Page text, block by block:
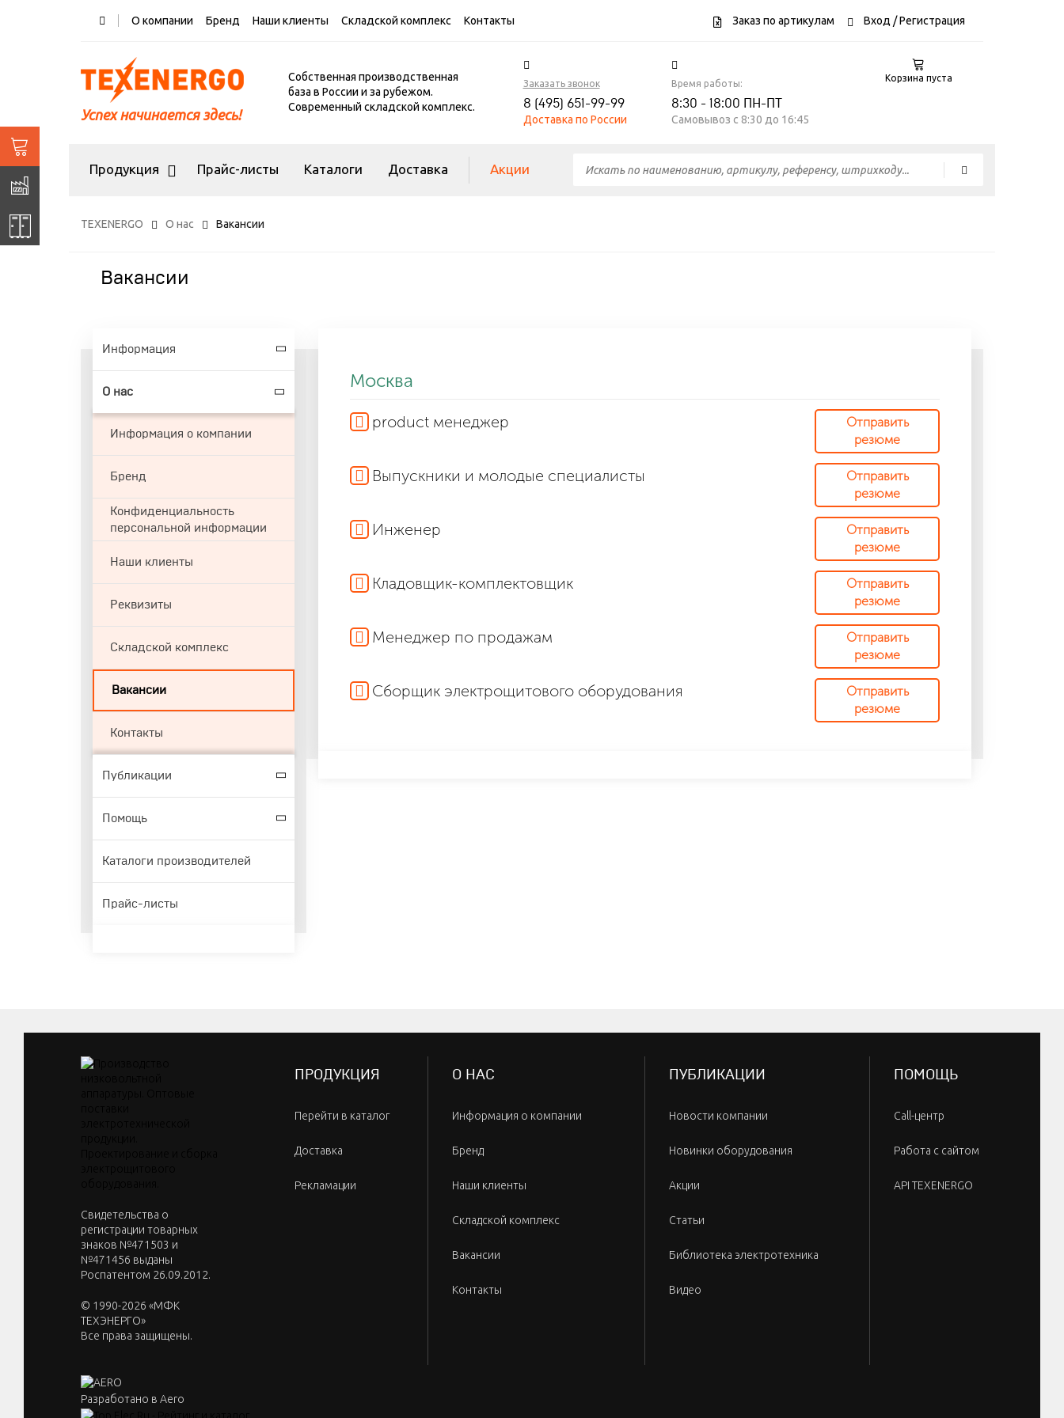
О компании Бренд Наши клиенты Складской комплекс Контакты Заказ по артикулам Вход / Регистрация
Успех начинается здесь!
Собственная производственная
база в России и за рубежом.
Современный складской комплекс.
Заказать звонок
8 (495) 651-99-99
Доставка по России
Время работы:
8:30 - 18:00 ПН-ПТ
Самовывоз c 8:30 до 16:45
Корзина пуста
Продукция Прайс-листы Каталоги Доставка Акции
TEXENERGO О нас Вакансии
Вакансии
Информация
О нас
Информация о компании
Бренд
Конфиденциальность
персональной информации
Наши клиенты
Реквизиты
Складской комплекс
Вакансии
Контакты
Публикации
Помощь
Каталоги производителей
Прайс-листы
Москва
product менеджер
Отправить
резюме
Выпускники и молодые специалисты
Отправить
резюме
Инженер
Отправить
резюме
Кладовщик-комплектовщик
Отправить
резюме
Менеджер по продажам
Отправить
резюме
Сборщик электрощитового оборудования
Отправить
резюме
Cвидетельства о
регистрации товарных
знаков №471503 и
№471456 выданы
Роспатентом 26.09.2012.
© 1990-2026 «МФК
ТЕХЭНЕРГО»
Все права защищены.
Разработано в Aero
ПРОДУКЦИЯ
Перейти в каталог
Доставка
Рекламации
О НАС
Информация о компании
Бренд
Наши клиенты
Складской комплекс
Вакансии
Контакты
ПУБЛИКАЦИИ
Новости компании
Новинки оборудования
Акции
Статьи
Библиотека электротехника
Видео
ПОМОЩЬ
Call-центр
Работа с сайтом
API TEXENERGO